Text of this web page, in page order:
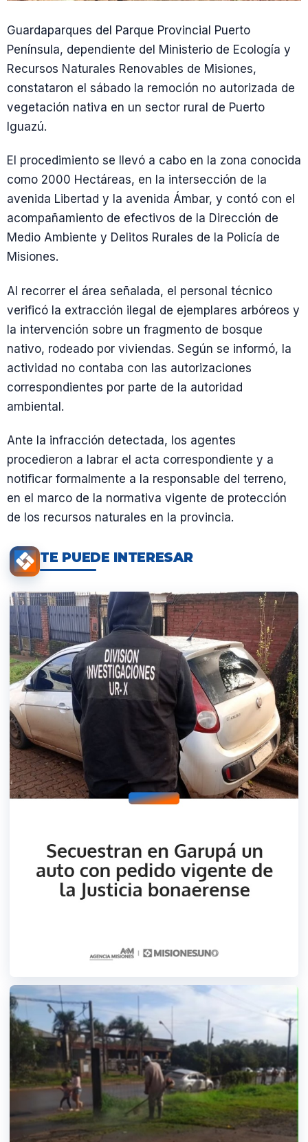
Guardaparques del Parque Provincial Puerto
Península, dependiente del Ministerio de Ecología y
Recursos Naturales Renovables de Misiones,
constataron el sábado la remoción no autorizada de
vegetación nativa en un sector rural de Puerto
Iguazú.
El procedimiento se llevó a cabo en la zona conocida
como 2000 Hectáreas, en la intersección de la
avenida Libertad y la avenida Ámbar, y contó con el
acompañamiento de efectivos de la Dirección de
Medio Ambiente y Delitos Rurales de la Policía de
Misiones.
Al recorrer el área señalada, el personal técnico
verificó la extracción ilegal de ejemplares arbóreos y
la intervención sobre un fragmento de bosque
nativo, rodeado por viviendas. Según se informó, la
actividad no contaba con las autorizaciones
correspondientes por parte de la autoridad
ambiental.
Ante la infracción detectada, los agentes
procedieron a labrar el acta correspondiente y a
notificar formalmente a la responsable del terreno,
en el marco de la normativa vigente de protección
de los recursos naturales en la provincia.
TE PUEDE INTERESAR